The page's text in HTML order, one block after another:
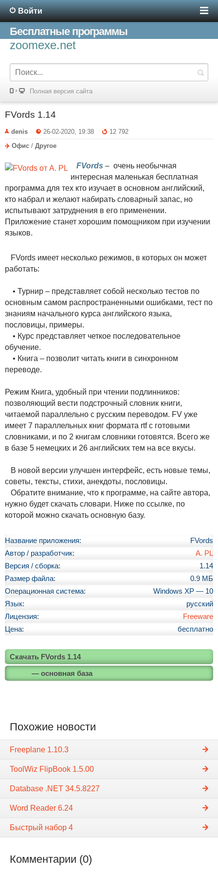
Войти
Бесплатные программы
zoomexe.net
Полная версия сайта
FVords 1.14
denis 26-02-2020, 19:38
12 792
Офис / Другое
FVords – очень необычная
интересная маленькая бесплатная
программа для тех кто изучает в основном английский,
кто набрал и желают набирать словарный запас, но
испытывают затруднения в его применении.
Приложение станет хорошим помощником при изучении
языков.
FVords имеет несколько режимов, в которых он может
работать:
• Турнир – представляет собой несколько тестов по
основным самом распространенными ошибками, тест по
знаниям начального курса английского языка,
пословицы, примеры.
• Курс представляет четкое последовательное
обучение.
• Книга – позволит читать книги в синхронном
переводе.
Режим Книга, удобный при чтении подлинников:
позволяющий вести подстрочный словник книги,
читаемой параллельно с русским переводом. FV уже
имеет 7 параллельных книг формата rtf с готовыми
словниками, и по 2 книгам словники готовятся. Всего же
в базе 5 немецких и 26 английских тем на все вкусы.
В новой версии улучшен интерфейс, есть новые темы,
советы, тексты, стихи, анекдоты, пословицы.
Обратите внимание, что к программе, на сайте автора,
нужно будет скачать словари. Ниже по ссылке, по
которой можно скачать основную базу.
Название приложения:
FVords
Автор / разработчик:
A. PL
Версия / сборка:
1.14
Размер файла:
0.9 МБ
Операционная система:
Windows XP — 10
Язык:
русский
Лицензия:
Freeware
Цена:
бесплатно
Скачать FVords 1.14
— основная база
Похожие новости
Freeplane 1.10.3
ToolWiz FlipBook 1.5.00
Database .NET 34.5.8227
Word Reader 6.24
Быстрый набор 4
Комментарии (0)